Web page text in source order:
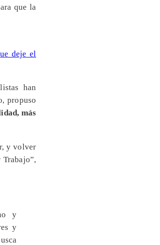
que la
deje el
han
propuso
más
y volver
y
y